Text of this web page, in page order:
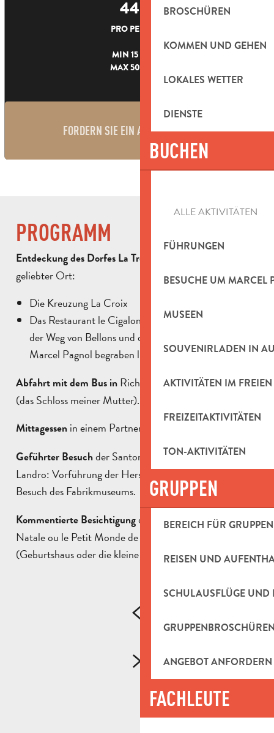
BROSCHÜREN
KOMMEN UND GEHEN
LOKALES WETTER
DIENSTE
BUCHEN
ALLE AKTIVITÄTEN
FÜHRUNGEN
BESUCHE UM MARCEL
MUSEEN
SOUVENIRLADEN IN
AKTIVITÄTEN IM FREIEN
FREIZEITAKTIVITÄTEN
TON-AKTIVITÄTEN
GRUPPEN
BEREICH FÜR GRUPPEN
REISEN UND
SCHULAUSFLÜGE UND
ANGEBOT ANFORDERN
FACHLEUTE
44
PRO PERSON
MIN 15 PERS.
MAX 50 PERS.
FORDERN SIE EIN ANGEBOT AN
PROGRAMM
Entdeckung des Dorfes La Treille
geliebter Ort:
Die Kreuzung La Croix
Das Restaurant le Cigalon, der Brunnen von Manon,
der Weg von Bellons und der Friedhof, auf dem
Marcel Pagnol begraben liegt.
Abfahrt mit dem Bus in Richtung Château de la Buzine
(das Schloss meiner Mutter).
Mittagessen in einem Partnerrestaurant
Geführter Besuchder Santons-Werkstatt Maryse Di
Landro: Vorführung der Herstellung von Tonfiguren und
Besuch des Fabrikmuseums.
Kommentierte Besichtigungdes Museums la Maison
Natale ou le Petit Monde de Marcel Pagnol
(Geburtshaus oder die kleine Welt von Marcel Pagnol)